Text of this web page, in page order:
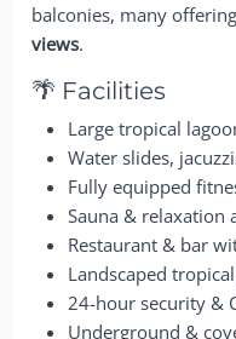
balconies, many offering
views.
🌴 Facilities
Large tropical
Water slides,
Fully equipped
Sauna & relaxation
Restaurant & bar
Landscaped
24-hour security &
Underground &